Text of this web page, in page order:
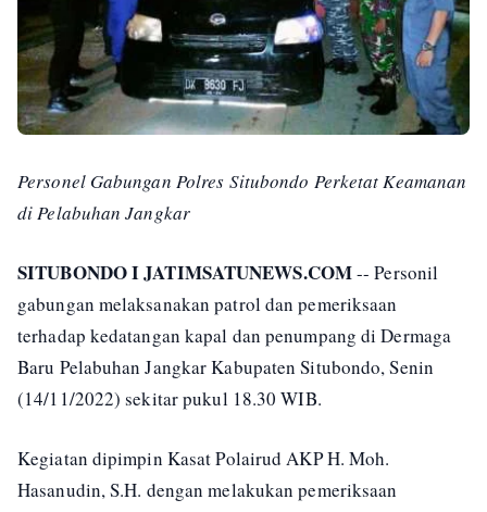
Personel Gabungan Polres Situbondo Perketat Keamanan
di Pelabuhan Jangkar
SITUBONDO I JATIMSATUNEWS.COM-- Personil
gabungan melaksanakan patrol dan pemeriksaan
terhadap kedatangan kapal dan penumpang di Dermaga
Baru Pelabuhan Jangkar Kabupaten Situbondo, Senin
(14/11/2022) sekitar pukul 18.30 WIB.
Kegiatan dipimpin Kasat Polairud AKP H. Moh.
Hasanudin, S.H. dengan melakukan pemeriksaan